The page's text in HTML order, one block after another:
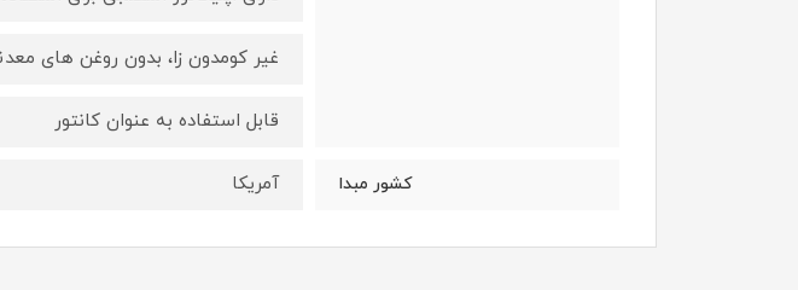
غیر کومدون زا، بدون روغن های
قابل استفاده به عنوان کانتور
کشور مبدا آمریکا